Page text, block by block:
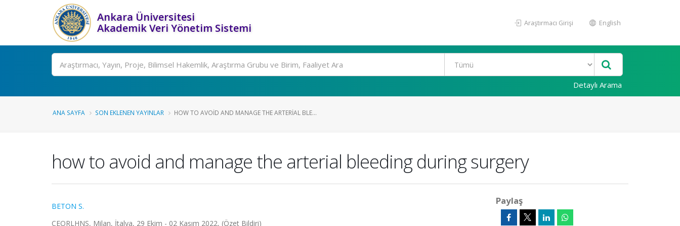
Ankara Üniversitesi
Akademik Veri Yönetim Sistemi
Araştırmacı Girişi English
Ara
Detaylı Arama
ANA SAYFA SON EKLENEN YAYINLAR HOW TO AVOID AND MANAGE THE ARTERIAL BLE...
how to avoid and manage the arterial bleeding during surgery
BETON S.
CEORLHNS, Milan, İtalya, 29 Ekim - 02 Kasım 2022, (Özet Bildiri)
Paylaş